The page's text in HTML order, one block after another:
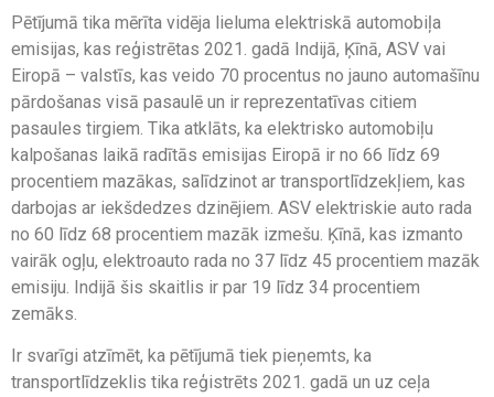
Pētījumā tika mērīta vidēja lieluma elektriskā automobiļa
emisijas, kas reģistrētas 2021. gadā Indijā, Ķīnā, ASV vai
Eiropā – valstīs, kas veido 70 procentus no jauno automašīnu
pārdošanas visā pasaulē un ir reprezentatīvas citiem
pasaules tirgiem. Tika atklāts, ka elektrisko automobiļu
kalpošanas laikā radītās emisijas Eiropā ir no 66 līdz 69
procentiem mazākas, salīdzinot ar transportlīdzekļiem, kas
darbojas ar iekšdedzes dzinējiem. ASV elektriskie auto rada
no 60 līdz 68 procentiem mazāk izmešu. Ķīnā, kas izmanto
vairāk ogļu, elektroauto rada no 37 līdz 45 procentiem mazāk
emisiju. Indijā šis skaitlis ir par 19 līdz 34 procentiem
zemāks.
Ir svarīgi atzīmēt, ka pētījumā tiek pieņemts, ka
transportlīdzeklis tika reģistrēts 2021. gadā un uz ceļa